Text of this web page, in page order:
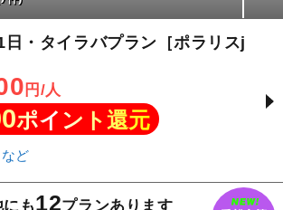
日・タイラバプラン［ポラリスj
円/人
ポイント還元
にも12プランあります